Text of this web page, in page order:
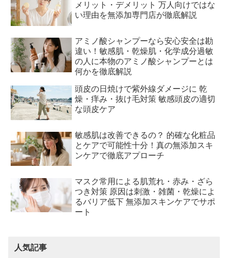
メリット・デメリット 万人向けではな
い理由を無添加専門店が徹底解説
アミノ酸シャンプーなら安心安全は勘
違い！敏感肌・乾燥肌・化学成分過敏
の人に本物のアミノ酸シャンプーとは
何かを徹底解説
頭皮の日焼けで紫外線ダメージに 乾
燥・痒み・抜け毛対策 敏感頭皮の適切
な頭皮ケア
敏感肌は改善できるの？ 的確な化粧品
とケアで可能性十分！真の無添加スキ
ンケアで徹底アプローチ
マスク常用による肌荒れ・赤み・ざら
つき対策 原因は刺激・雑菌・乾燥によ
るバリア低下 無添加スキンケアでサポ
ート
人気記事